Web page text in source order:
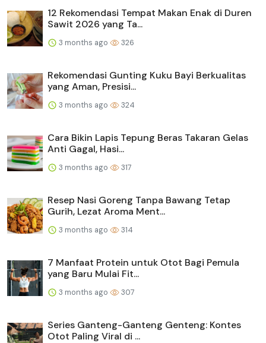
12 Rekomendasi Tempat Makan Enak di Duren
Sawit 2026 yang Ta...
3 months ago 326
Rekomendasi Gunting Kuku Bayi Berkualitas
yang Aman, Presisi...
3 months ago 324
Cara Bikin Lapis Tepung Beras Takaran Gelas
Anti Gagal, Hasi...
3 months ago 317
Resep Nasi Goreng Tanpa Bawang Tetap
Gurih, Lezat Aroma Ment...
3 months ago 314
7 Manfaat Protein untuk Otot Bagi Pemula
yang Baru Mulai Fit...
3 months ago 307
Series Ganteng-Ganteng Genteng: Kontes
Otot Paling Viral di ...